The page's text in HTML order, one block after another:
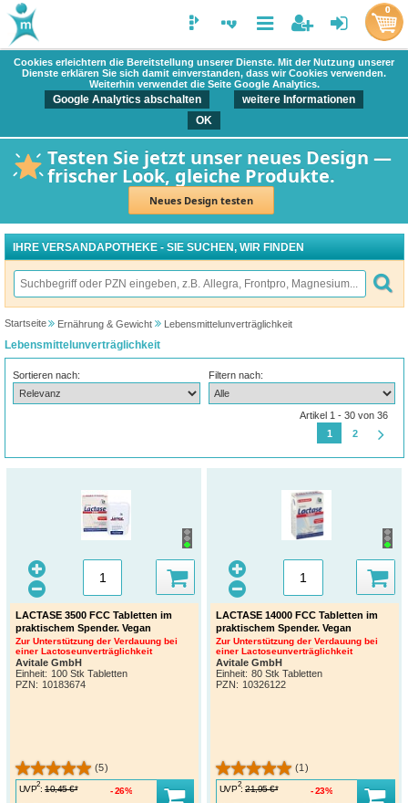
Cookies erleichtern die Bereitstellung unserer Dienste. Mit der Nutzung unserer
Dienste erklären Sie sich damit einverstanden, dass wir Cookies verwenden.
Weiterhin verwendet die Seite Google Analytics.
Google Analytics abschalten
weitere Informationen
OK
Testen Sie jetzt unser neues Design —
frischer Look, gleiche Produkte.
Neues Design testen
0
IHRE VERSANDAPOTHEKE - SIE SUCHEN, WIR FINDEN
Startseite Ernährung & Gewicht Lebensmittelunverträglichkeit
Lebensmittelunverträglichkeit
Sortieren nach: Filtern nach:
Artikel 1 - 30 von 36
1
2
LACTASE 3500 FCC Tabletten im
praktischem Spender. Vegan
Zur Unterstützung der Verdauung bei
einer Lactoseunverträglichkeit
Avitale GmbH
Einheit: 100 Stk Tabletten
PZN : 10183674
(5)
UVP
2
: 10,45 €*
26%
LACTASE 14000 FCC Tabletten im
praktischem Spender. Vegan
Zur Unterstützung der Verdauung bei
einer Lactoseunverträglichkeit
Avitale GmbH
Einheit: 80 Stk Tabletten
PZN : 10326122
(1)
UVP
2
: 21,95 €*
23%